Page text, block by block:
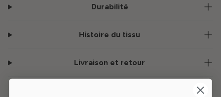
Durabilité
Histoire du tissu
Livraison et retour